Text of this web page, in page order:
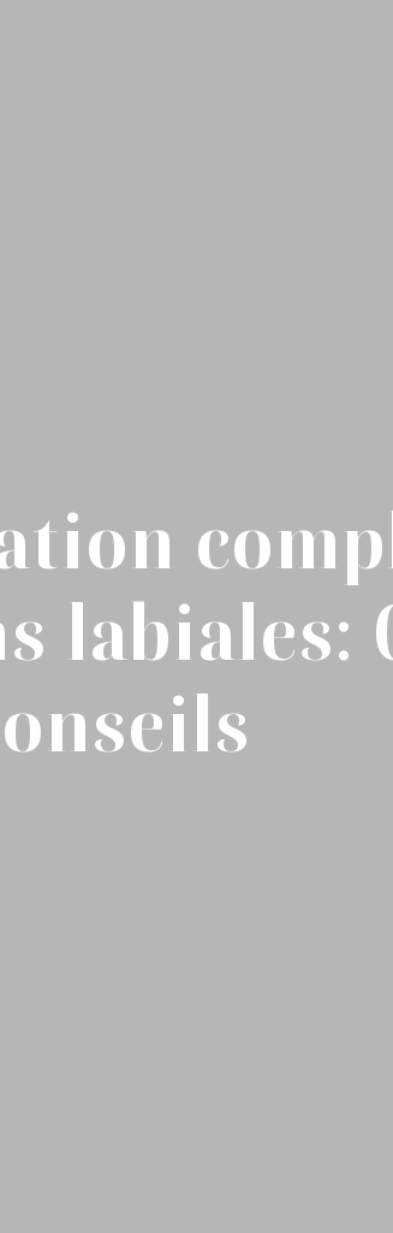
labiales: